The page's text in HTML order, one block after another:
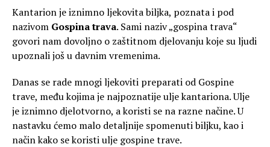
Kantarion je iznimno ljekovita biljka, poznata i pod
nazivom Gospina trava. Sami naziv „gospina trava“
govori nam dovoljno o zaštitnom djelovanju koje su ljudi
upoznali još u davnim vremenima.
Danas se rade mnogi ljekoviti preparati od Gospine
trave, među kojima je najpoznatije ulje kantariona. Ulje
je iznimno djelotvorno, a koristi se na razne načine. U
nastavku ćemo malo detaljnije spomenuti biljku, kao i
način kako se koristi ulje gospine trave.